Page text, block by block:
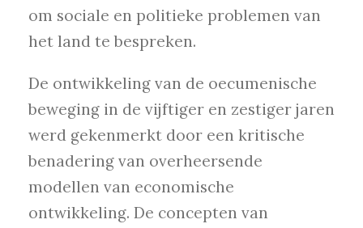
om sociale en politieke problemen van
het land te bespreken.
De ontwikkeling van de oecumenische
beweging in de vijftiger en zestiger jaren
werd gekenmerkt door een kritische
benadering van overheersende
modellen van economische
ontwikkeling. De concepten van